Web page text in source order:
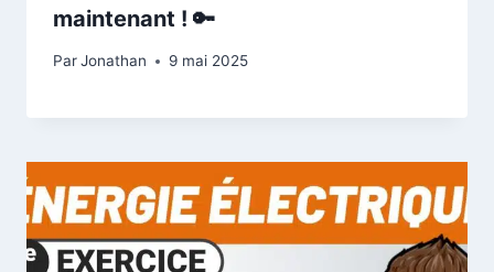
maintenant ! 🔑
ParJonathan 9 mai 2025